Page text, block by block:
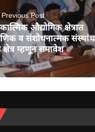
Previous Post
औद्योगिक क्षेत्रात
व संशोधनात्मक
क्षेत्र म्हणून समावेश